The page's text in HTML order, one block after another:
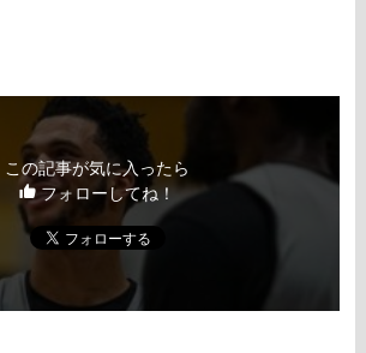
この記事が気に入ったら
フォローしてね！